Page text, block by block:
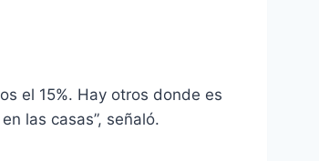
el 15%. Hay otros donde es
las casas”, señaló.